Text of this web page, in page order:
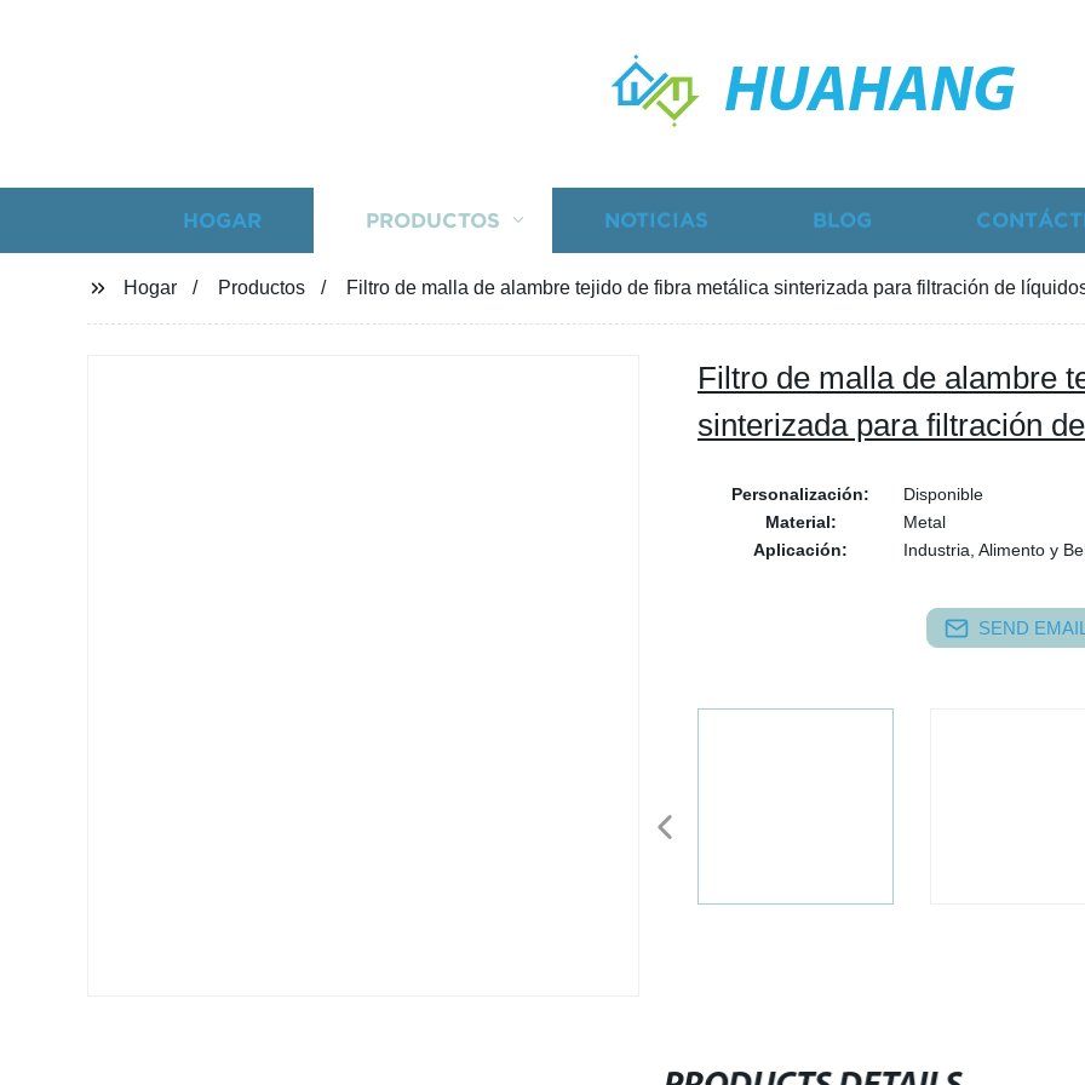
HUAHANG
HOGAR PRODUCTOS NOTICIAS BLOG
Hogar Productos Filtro de malla de alambre tejido de fibra metálica sinterizada para filtración de
Filtro de malla de alambre
sinterizada para filtración
Personalización:
Disponible
Material:
Metal
Aplicación:
Industria, Alimento y
SEND